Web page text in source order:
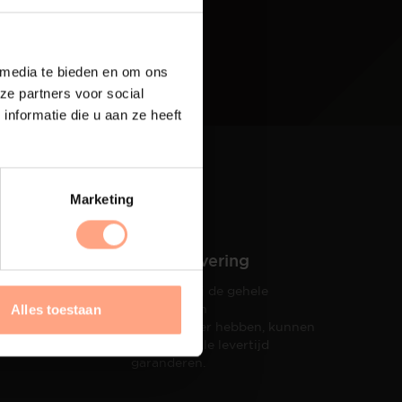
te bieden en om ons
partners voor social
die u aan ze heeft
Marketing
Alles toestaan
tot
Snelle levering
Doordat wij de gehele
eigen beheer hebben, kunnen
wij een snelle levertijd